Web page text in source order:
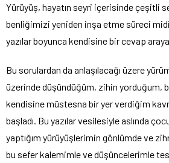
Yürüyüş, hayatın seyri içerisinde çeşitli
benliğimizi yeniden inşa etme süreci
yazılar boyunca kendisine bir cevap
Bu sorulardan da anlaşılacağı üzere
üzerinde düşündüğüm, zihin yorduğum,
kendisine müstesna bir yer verdiğim
başladı. Bu yazılar vesilesiyle aslında
yaptığım yürüyüşlerimin gönlümde ve
bu sefer kalemimle ve düşüncelerimle